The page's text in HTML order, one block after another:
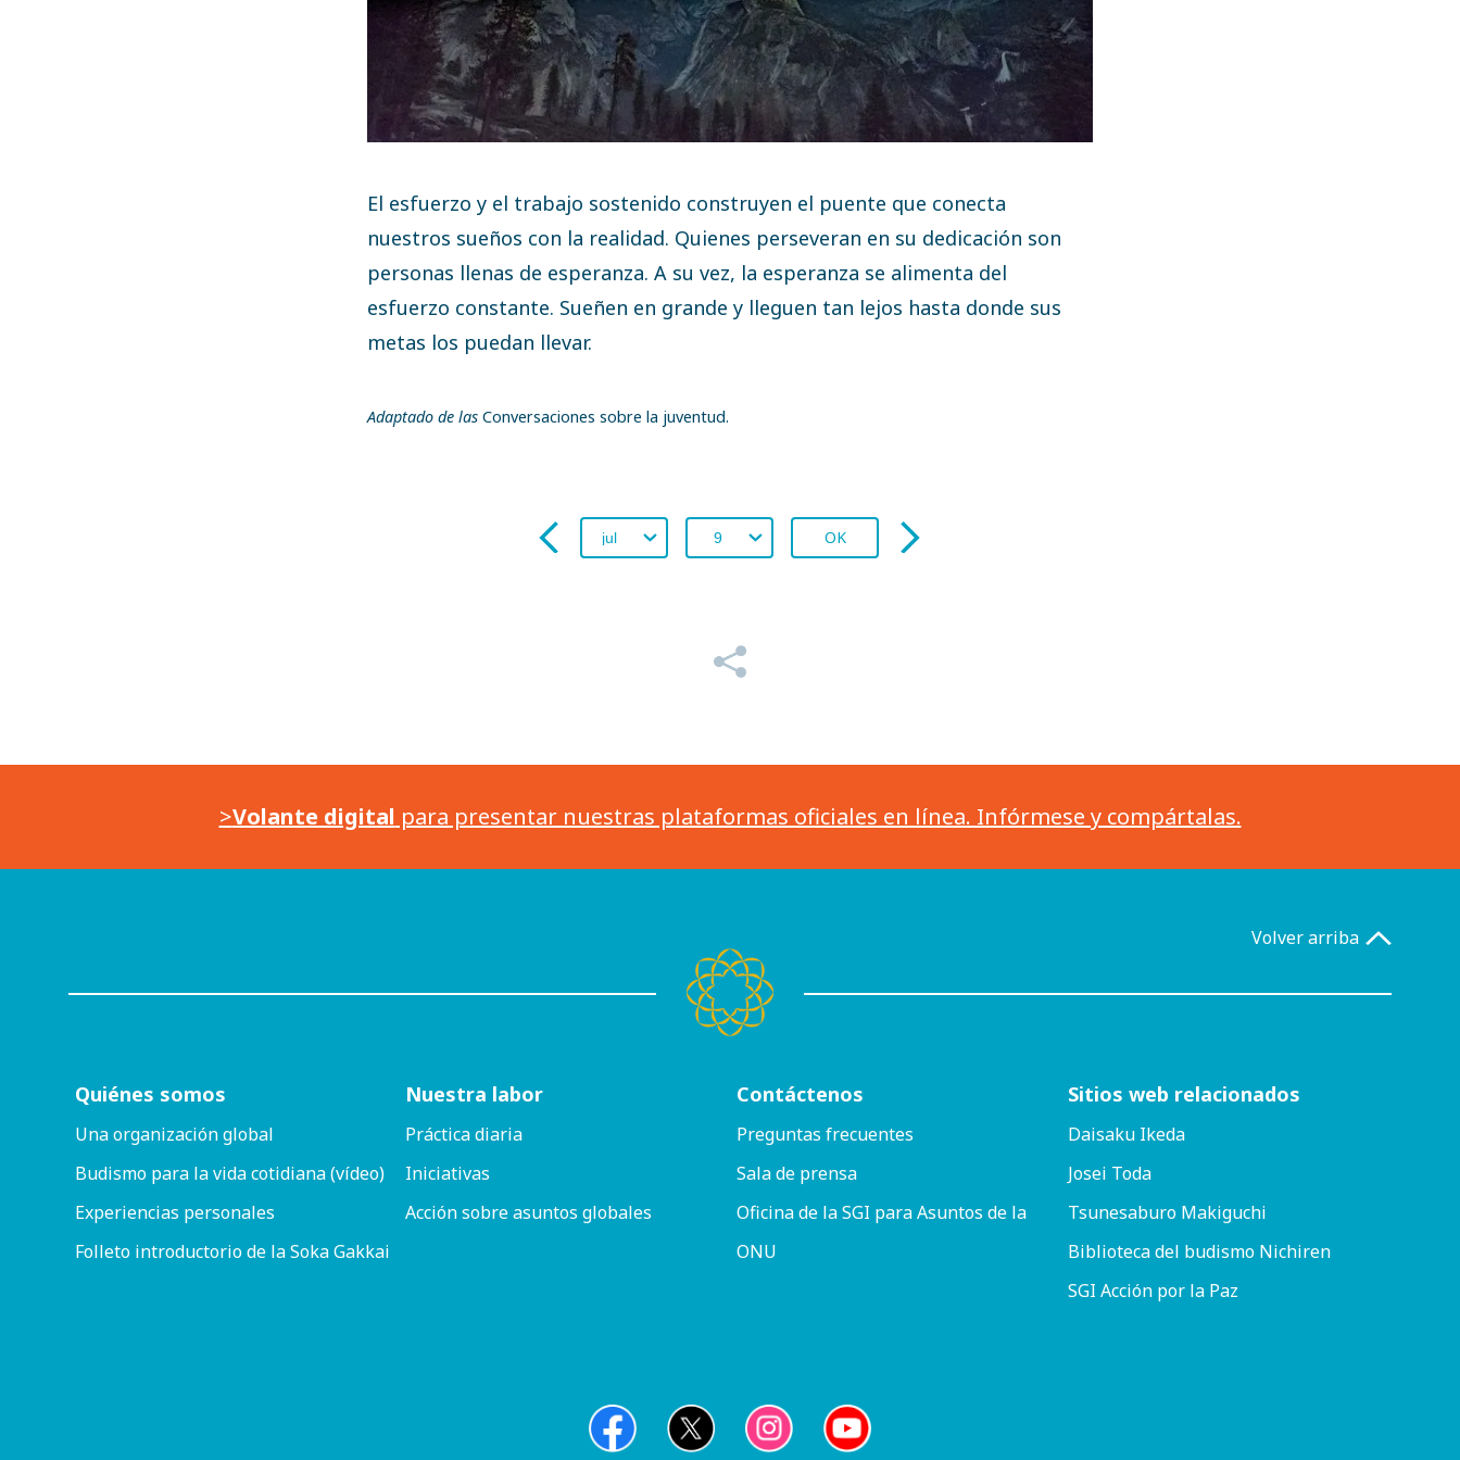
El esfuerzo y el trabajo sostenido construyen el puente que conecta
nuestros sueños con la realidad. Quienes perseveran en su dedicación son
personas llenas de esperanza. A su vez, la esperanza se alimenta del
esfuerzo constante. Sueñen en grande y lleguen tan lejos hasta donde sus
metas los puedan llevar.
Adaptado de las Conversaciones sobre la juventud.
OK
>Volante digital para presentar nuestras plataformas oficiales en línea. Infórmese y compártalas.
Volver arriba
Quiénes somos
Una organización global
Budismo para la vida cotidiana (vídeo)
Experiencias personales
Folleto introductorio de la Soka Gakkai
Nuestra labor
Práctica diaria
Iniciativas
Acción sobre asuntos globales
Contáctenos
Preguntas frecuentes
Sala de prensa
Oficina de la SGI para Asuntos de la
ONU
Sitios web relacionados
Daisaku Ikeda
Josei Toda
Tsunesaburo Makiguchi
Biblioteca del budismo Nichiren
SGI Acción por la Paz